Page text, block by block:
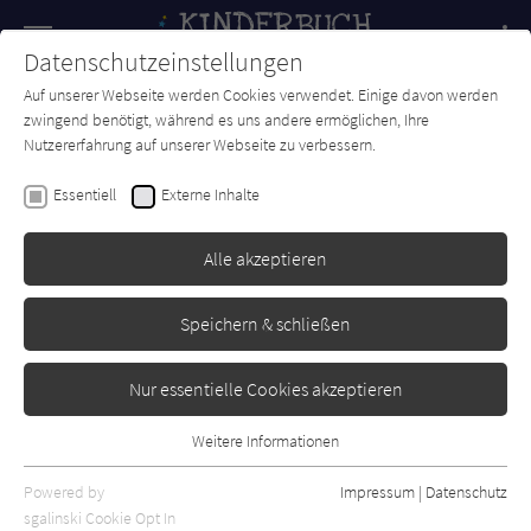
SUCHE Forum Charts Newsletter
Alex Aster
Standard
Alle Altersgruppen anzeigen
Datenschutzeinstellungen
Auf unserer Webseite werden Cookies verwendet. Einige davon werden
zwingend benötigt, während es uns andere ermöglichen, Ihre
Nutzererfahrung auf unserer Webseite zu verbessern.
Essentiell Externe Inhalte
Alle akzeptieren
Speichern & schließen
Nur essentielle Cookies akzeptieren
Essentielle Cookies werden für grundlegende Funktionen der
Webseite benötigt. Dadurch ist gewährleistet, dass die Webseite
Weitere Informationen
Powered by
sgalinski Cookie Opt In
Impressum | Datenschutz